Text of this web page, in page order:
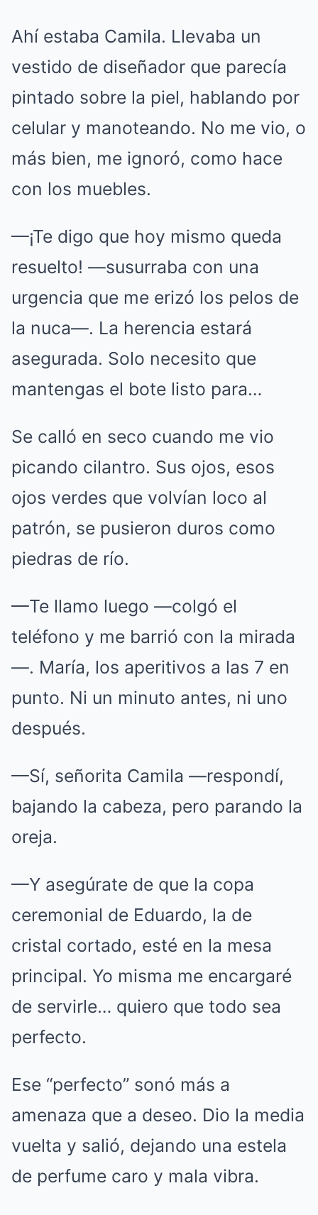
Ahí estaba Camila. Llevaba un
vestido de diseñador que parecía
pintado sobre la piel, hablando por
celular y manoteando. No me vio, o
más bien, me ignoró, como hace
con los muebles.
—¡Te digo que hoy mismo queda
resuelto! —susurraba con una
urgencia que me erizó los pelos de
la nuca—. La herencia estará
asegurada. Solo necesito que
mantengas el bote listo para…
Se calló en seco cuando me vio
picando cilantro. Sus ojos, esos
ojos verdes que volvían loco al
patrón, se pusieron duros como
piedras de río.
—Te llamo luego —colgó el
teléfono y me barrió con la mirada
—. María, los aperitivos a las 7 en
punto. Ni un minuto antes, ni uno
después.
—Sí, señorita Camila —respondí,
bajando la cabeza, pero parando la
oreja.
—Y asegúrate de que la copa
ceremonial de Eduardo, la de
cristal cortado, esté en la mesa
principal. Yo misma me encargaré
de servirle… quiero que todo sea
perfecto.
Ese “perfecto” sonó más a
amenaza que a deseo. Dio la media
vuelta y salió, dejando una estela
de perfume caro y mala vibra.